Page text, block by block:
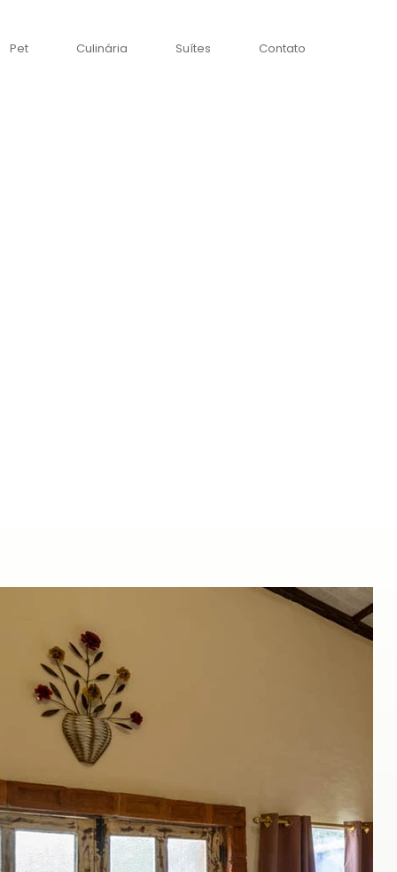
Pet Culinária Suítes Contato